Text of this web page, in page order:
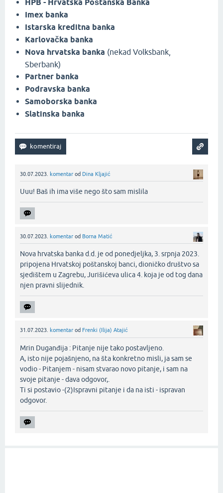
HPB - Hrvatska Poštanska Banka
Imex banka
Istarska kreditna banka
Karlovačka banka
Nova hrvatska banka (nekad Volksbank,
Sberbank)
Partner banka
Podravska banka
Samoborska banka
Slatinska banka
30.07.2023. komentar od Dina Kljajić
Uuu! Baš ih ima više nego što sam mislila‌
30.07.2023. komentar od Borna Matić
Nova hrvatska banka d.d. je od ponedjeljka, 3. srpnja 2023.
pripojena Hrvatskoj poštanskoj banci, dioničko društvo sa
sjedištem u Zagrebu, Jurišićeva ulica 4. koja je od tog dana
njen pravni slijednik.‌
31.07.2023. komentar od Frenki (Ilija) Atajić
Mrin Duganđija : Pitanje nije tako postavljeno.
A, isto nije pojašnjeno, na šta konkretno misli, ja sam se
vodio - Pitanjem - nisam stvarao novo pitanje, i sam na
svoje pitanje - dava odgovor,.
Ti si postavio -(2)Ispravni pitanje i da na isti - ispravan
odgovor.‌